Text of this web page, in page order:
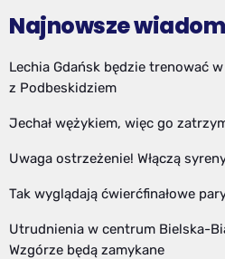
Najnowsze
Lechia Gdańsk będzie trenować
z Podbeskidziem
Jechał wężykiem, więc go
Uwaga ostrzeżenie! Włączą
Tak wyglądają ćwierćfinałowe
Utrudnienia w centrum Bielska-
Wzgórze będą zamykane